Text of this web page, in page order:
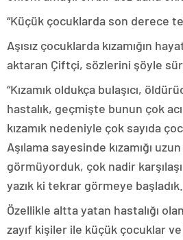
“Küçük çocuklarda son derece
Aşısız çocuklarda kızamığın
aktaran Çiftçi, sözlerini şöyle
“Kızamık oldukça bulaşıcı,
hastalık, geçmişte bunun çok
kızamık nedeniyle çok sayıda
Aşılama sayesinde kızamığı
görmüyorduk, çok nadir
yazık ki tekrar görmeye başladık.
Özellikle altta yatan hastalığı
zayıf kişiler ile küçük çocuklar